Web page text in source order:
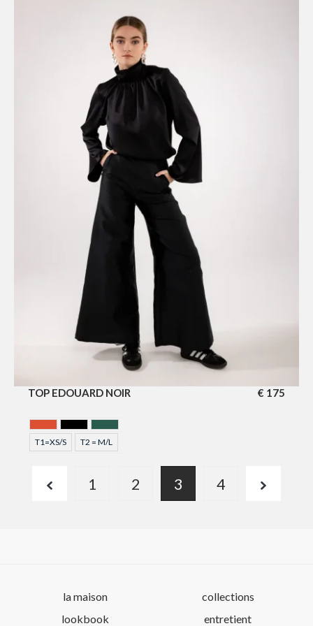
TOP EDOUARD NOIR € 175
BRIQUENOIRVERT
T1=XS/S T2 = M/L
1 2 3 4
la maison
lookbook
collections
entretient